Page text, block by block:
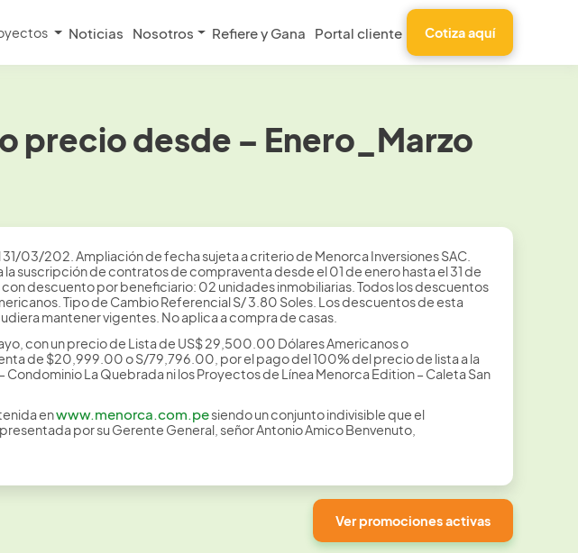
Noticias Nosotros Refiere y Gana Portal cliente Cotiza aquí
precio desde – Enero_Marzo
03/202. Ampliación de fecha sujeta a criterio de Menorca Inversiones SAC.
suscripción de contratos de compraventa desde el 01 de enero hasta el 31 de
descuento por beneficiario: 02 unidades inmobiliarias. Todos los descuentos
Tipo de Cambio Referencial S/ 3.80 Soles. Los descuentos de esta
mantener vigentes. No aplica a compra de casas.
con un precio de Lista de US$ 29,500.00 Dólares Americanos o
de $20,999.00 o S/79,796.00, por el pago del 100% del precio de lista a la
La Quebrada ni los Proyectos de Línea Menorca Edition – Caleta San
enwww.menorca.com.pesiendo un conjunto indivisible que el
por su Gerente General, señor Antonio Amico Benvenuto,
Ver promociones activas